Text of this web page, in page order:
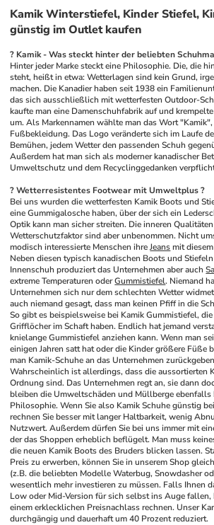
Kamik Winterstiefel, Kinder Stiefel,
günstig im Outlet kaufen
? Kamik - Was steckt hinter der beliebten
Hinter jeder Marke steckt eine Philosophie. Die, die
steht, heißt in etwa: Wetterlagen sind kein Grund,
machen. Die Kanadier haben seit 1938 ein
das sich ausschließlich mit wetterfesten Outdoor-
kaufte man eine Damenschuhfabrik auf und
um. Als Markennamen wählte man das Wort
Fußbekleidung. Das Logo veränderte sich im Laufe
Bemühen, jedem Wetter den passenden Schuh
Außerdem hat man sich als moderner kanadischer
Umweltschutz und dem Recyclinggedanken
? Wetterresistentes Footwear mit Umweltplus ?
Bei uns wurden die wetterfesten Kamik Boots und
eine Gummigalosche haben, über der sich ein
Optik kann man sicher streiten. Die inneren
Wetterschutzfaktor sind aber unbenommen. Nicht
modisch interessierte Menschen ihre Jeans mit
Neben diesen typisch kanadischen Boots und
Innenschuh produziert das Unternehmen aber auch
extreme Temperaturen oder Gummistiefel. Niemand
Unternehmen sich nur dem schlechten Wetter
auch niemand gesagt, dass man keinen Pfiff in die
So gibt es beispielsweise bei Kamik Gummistiefel,
Grifflöcher im Schaft haben. Endlich hat jemand
knielange Gummistiefel anziehen kann. Wenn man
einigen Jahren satt hat oder die Kinder größere Füße
man Kamik-Schuhe an das Unternehmen
Wahrscheinlich ist allerdings, dass die aussortierten
Ordnung sind. Das Unternehmen regt an, sie dann
bleiben die Umweltschäden und Müllberge
Philosophie. Wenn Sie also Kamik Schuhe günstig
rechnen Sie besser mit langer Haltbarkeit, wenig
Nutzwert. Außerdem dürfen Sie bei uns immer mit
der das Shoppen erheblich beflügelt. Man muss
die neuen Kamik Boots des Bruders blicken lassen.
Preis zu erwerben, können Sie in unserem Shop
(z.B. die beliebten Modelle Waterbug, Snowdasher
wesentlich mehr investieren zu müssen. Falls Ihnen
Low oder Mid-Version für sich selbst ins Auge fallen,
einem erklecklichen Preisnachlass rechnen. Unser
durchgängig und dauerhaft um 40 Prozent reduziert.